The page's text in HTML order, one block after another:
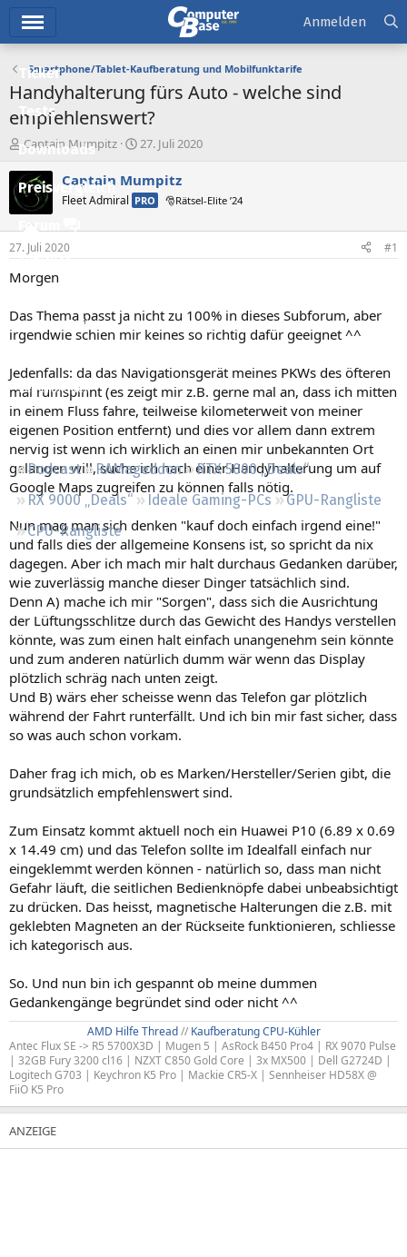
Ticker
Tests
Downloads
Preisvergleich
Forum
Aktuelles
Neue Beiträge
Leserartikel
Regeln
Podcast RAMageddon
RTX 5000 „Deals“
RX 9000 „Deals“
Ideale Gaming-PCs
GPU-Rangliste
CPU-Rangliste
Anmelden
Smartphone/Tablet-Kaufberatung und Mobilfunktarife
Handyhalterung fürs Auto - welche sind
empfehlenswert?
E
r
s
t
e
e
r
Captain Mumpitz
E
s
t
e
t
27. Juli 2020
Captain Mumpitz
Fleet Admiral PRO 🎅Rätsel-Elite ’24
27. Juli 2020 #1
Morgen
Das Thema passt ja nicht zu 100% in dieses Subforum, aber
irgendwie schien mir keines so richtig dafür geeignet ^^
Jedenfalls: da das Navigationsgerät meines PKWs des öfteren
mal rumspinnt (es zeigt mir z.B. gerne mal an, dass ich mitten
in einem Fluss fahre, teilweise kilometerweit von meiner
eigenen Position entfernt) und dies vor allem dann extrem
nervig ist wenn ich wirklich an einen mir unbekannten Ort
gelangen will, suche ich nach einer Handyhalterung um auf
Google Maps zugreifen zu können falls nötig.
Nun mag man sich denken "kauf doch einfach irgend eine!"
und falls dies der allgemeine Konsens ist, so spricht da nix
dagegen. Aber ich mach mir halt durchaus Gedanken darüber,
wie zuverlässig manche dieser Dinger tatsächlich sind.
Denn A) mache ich mir "Sorgen", dass sich die Ausrichtung
der Lüftungsschlitze durch das Gewicht des Handys verstellen
könnte, was zum einen halt einfach unangenehm sein könnte
und zum anderen natürlich dumm wär wenn das Display
plötzlich schräg nach unten zeigt.
Und B) wärs eher scheisse wenn das Telefon gar plötzlich
während der Fahrt runterfällt. Und ich bin mir fast sicher, dass
so was auch schon vorkam.
Daher frag ich mich, ob es Marken/Hersteller/Serien gibt, die
grundsätzlich empfehlenswert sind.
Zum Einsatz kommt aktuell noch ein Huawei P10 (6.89 x 0.69
x 14.49 cm) und das Telefon sollte im Idealfall einfach nur
eingeklemmt werden können - natürlich so, dass man nicht
Gefahr läuft, die seitlichen Bedienknöpfe dabei unbeabsichtigt
zu drücken. Das heisst, magnetische Halterungen die z.B. mit
geklebten Magneten an der Rückseite funktionieren, schliesse
ich kategorisch aus.
So. Und nun bin ich gespannt ob meine dummen
Gedankengänge begründet sind oder nicht ^^
AMD Hilfe Thread// Kaufberatung CPU-Kühler
Antec Flux SE -> R5 5700X3D | Mugen 5 | AsRock B450 Pro4 | RX 9070 Pulse
| 32GB Fury 3200 cl16 | NZXT C850 Gold Core | 3x MX500 | Dell G2724D |
Logitech G703 | Keychron K5 Pro | Mackie CR5-X | Sennheiser HD58X @
FiiO K5 Pro